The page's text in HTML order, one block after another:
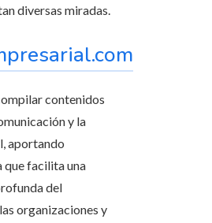
diversas miradas.
contenidos
y la
aportando
que facilita una
del
organizaciones y